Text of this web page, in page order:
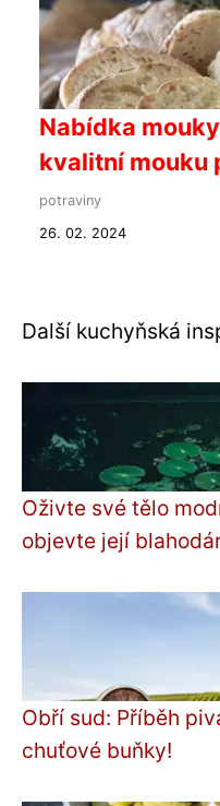
Nabídka
kvalitní mouku
potraviny
26. 02. 2024
Další kuchyňská
Oživte své tělo
objevte její
Obří sud: Příběh
chuťové buňky!